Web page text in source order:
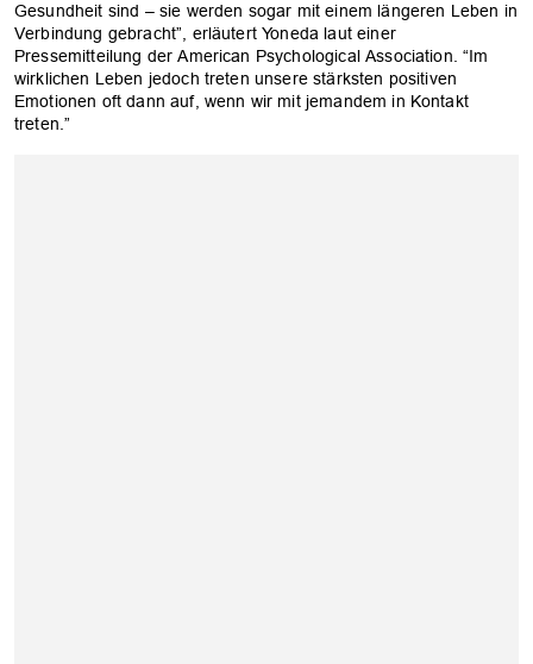
Gesundheit sind – sie werden sogar mit einem längeren Leben in
Verbindung gebracht”, erläutert Yoneda laut einer
Pressemitteilung der American Psychological Association. “Im
wirklichen Leben jedoch treten unsere stärksten positiven
Emotionen oft dann auf, wenn wir mit jemandem in Kontakt
treten.”